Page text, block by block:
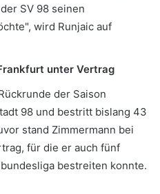
SV 98 seinen
wird Runjaic auf
unter Vertrag
der Saison
98 und bestritt bislang 43
stand Zimmermann bei
für die er auch fünf
bestreiten konnte.